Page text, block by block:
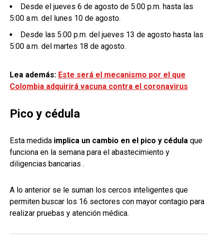
Desde el jueves 6 de agosto de 5:00 p.m. hasta las
5:00 a.m. del lunes 10 de agosto.
Desde las 5:00 p.m. del jueves 13 de agosto hasta las
5:00 a.m. del martes 18 de agosto.
Lea además: Este será el mecanismo por el que
Colombia adquirirá vacuna contra el coronavirus
Pico y cédula
Esta medida implica un cambio en el pico y cédula que
funciona en la semana para el abastecimiento y
diligencias bancarias .
A lo anterior se le suman los cercos inteligentes que
permiten buscar los 16 sectores con mayor contagio para
realizar pruebas y atención médica.